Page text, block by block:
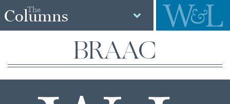
The
Columns
BRAAC